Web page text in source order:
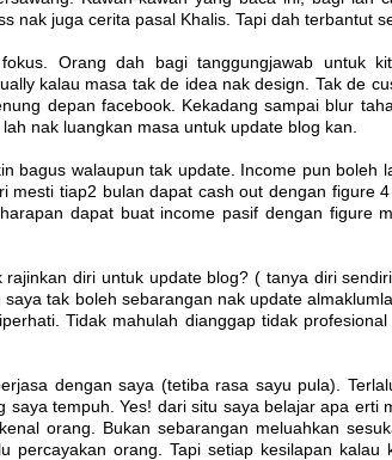
nak juga cerita pasal Khalis. Tapi dah terbantut
Orang dah bagi tanggungjawab untuk
kalau masa tak de idea nak design. Tak de
depan facebook. Kekadang sampai blur
nak luangkan masa untuk update blog kan.
bagus walaupun tak update. Income pun boleh
mesti tiap2 bulan dapat cash out dengan figure
dapat buat income pasif dengan figure
rajinkan diri untuk update blog? ( tanya diri
tak boleh sebarangan nak update
Tidak mahulah dianggap tidak
dengan saya (tetiba rasa sayu pula).
saya tempuh. Yes! dari situ saya belajar apa erti
orang. Bukan sebarangan meluahkan
percayakan orang. Tapi setiap kesilapan kalau